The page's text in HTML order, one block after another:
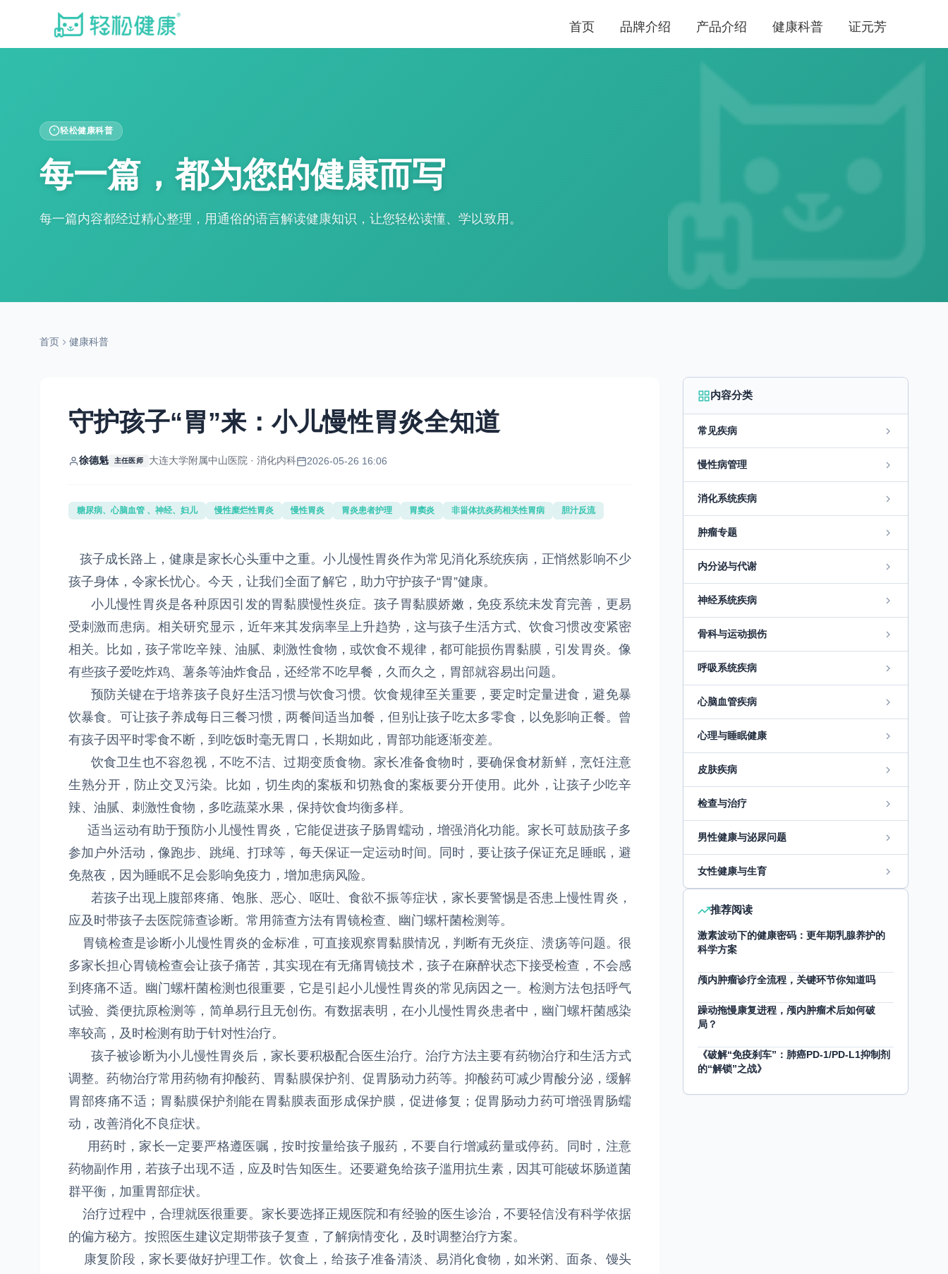
首页 品牌介绍 产品介绍 健康科普 证元芳
轻松健康科普
每一篇，都为您的健康而写
每一篇内容都经过精心整理，用通俗的语言解读健康知识，让您轻松读懂、学以致用。
首页 健康科普
守护孩子“胃”来：小儿慢性胃炎全知道
徐德魁 主任医师 大连大学附属中山医院 · 消化内科 2026-05-26 16:06
糖尿病、心脑血管 、神经、妇儿 慢性糜烂性胃炎 慢性胃炎 胃炎患者护理 胃窦炎 非甾体抗炎药相关性胃病 胆汁反流
孩子成长路上，健康是家长心头重中之重。小儿慢性胃炎作为常见消化系统疾病，正悄然影响不少
孩子身体，令家长忧心。今天，让我们全面了解它，助力守护孩子“胃”健康。
小儿慢性胃炎是各种原因引发的胃黏膜慢性炎症。孩子胃黏膜娇嫩，免疫系统未发育完善，更易
受刺激而患病。相关研究显示，近年来其发病率呈上升趋势，这与孩子生活方式、饮食习惯改变紧密
相关。比如，孩子常吃辛辣、油腻、刺激性食物，或饮食不规律，都可能损伤胃黏膜，引发胃炎。像
有些孩子爱吃炸鸡、薯条等油炸食品，还经常不吃早餐，久而久之，胃部就容易出问题。
预防关键在于培养孩子良好生活习惯与饮食习惯。饮食规律至关重要，要定时定量进食，避免暴
饮暴食。可让孩子养成每日三餐习惯，两餐间适当加餐，但别让孩子吃太多零食，以免影响正餐。曾
有孩子因平时零食不断，到吃饭时毫无胃口，长期如此，胃部功能逐渐变差。
饮食卫生也不容忽视，不吃不洁、过期变质食物。家长准备食物时，要确保食材新鲜，烹饪注意
生熟分开，防止交叉污染。比如，切生肉的案板和切熟食的案板要分开使用。此外，让孩子少吃辛
辣、油腻、刺激性食物，多吃蔬菜水果，保持饮食均衡多样。
适当运动有助于预防小儿慢性胃炎，它能促进孩子肠胃蠕动，增强消化功能。家长可鼓励孩子多
参加户外活动，像跑步、跳绳、打球等，每天保证一定运动时间。同时，要让孩子保证充足睡眠，避
免熬夜，因为睡眠不足会影响免疫力，增加患病风险。
若孩子出现上腹部疼痛、饱胀、恶心、呕吐、食欲不振等症状，家长要警惕是否患上慢性胃炎，
应及时带孩子去医院筛查诊断。常用筛查方法有胃镜检查、幽门螺杆菌检测等。
胃镜检查是诊断小儿慢性胃炎的金标准，可直接观察胃黏膜情况，判断有无炎症、溃疡等问题。很
多家长担心胃镜检查会让孩子痛苦，其实现在有无痛胃镜技术，孩子在麻醉状态下接受检查，不会感
到疼痛不适。幽门螺杆菌检测也很重要，它是引起小儿慢性胃炎的常见病因之一。检测方法包括呼气
试验、粪便抗原检测等，简单易行且无创伤。有数据表明，在小儿慢性胃炎患者中，幽门螺杆菌感染
率较高，及时检测有助于针对性治疗。
孩子被诊断为小儿慢性胃炎后，家长要积极配合医生治疗。治疗方法主要有药物治疗和生活方式
调整。药物治疗常用药物有抑酸药、胃黏膜保护剂、促胃肠动力药等。抑酸药可减少胃酸分泌，缓解
胃部疼痛不适；胃黏膜保护剂能在胃黏膜表面形成保护膜，促进修复；促胃肠动力药可增强胃肠蠕
动，改善消化不良症状。
用药时，家长一定要严格遵医嘱，按时按量给孩子服药，不要自行增减药量或停药。同时，注意
药物副作用，若孩子出现不适，应及时告知医生。还要避免给孩子滥用抗生素，因其可能破坏肠道菌
群平衡，加重胃部症状。
治疗过程中，合理就医很重要。家长要选择正规医院和有经验的医生诊治，不要轻信没有科学依据
的偏方秘方。按照医生建议定期带孩子复查，了解病情变化，及时调整治疗方案。
康复阶段，家长要做好护理工作。饮食上，给孩子准备清淡、易消化食物，如米粥、面条、馒头
内容分类
常见疾病
慢性病管理
消化系统疾病
肿瘤专题
内分泌与代谢
神经系统疾病
骨科与运动损伤
呼吸系统疾病
心脑血管疾病
心理与睡眠健康
皮肤疾病
检查与治疗
男性健康与泌尿问题
女性健康与生育
推荐阅读
激素波动下的健康密码：更年期乳腺养护的
科学方案
颅内肿瘤诊疗全流程，关键环节你知道吗
躁动拖慢康复进程，颅内肿瘤术后如何破
局？
《破解“免疫刹车”：肺癌PD-1/PD-L1抑制剂
的“解锁”之战》